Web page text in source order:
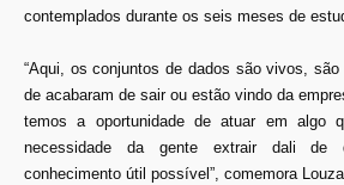
contemplados durante os seis meses de
“Aqui, os conjuntos de dados são vivos,
de acabaram de sair ou estão vindo da
temos a oportunidade de atuar em
necessidade da gente extrair dali de
conhecimento útil possível”, comemora